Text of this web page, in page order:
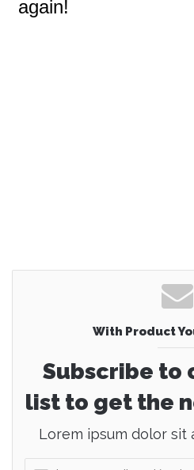
With Product
Subscribe to
list to get the
Lorem ipsum dolor sit